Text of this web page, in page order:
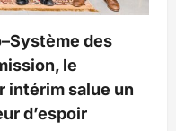
des
le
intérim salue un
d’espoir